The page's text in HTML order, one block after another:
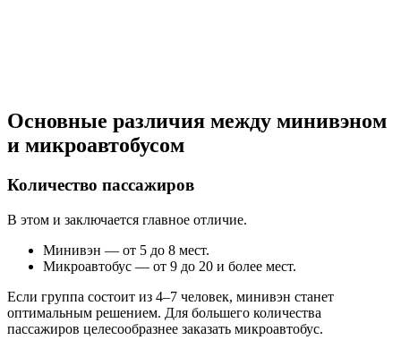
Основные различия между минивэном
и микроавтобусом
Количество пассажиров
В этом и заключается главное отличие.
Минивэн — от 5 до 8 мест.
Микроавтобус — от 9 до 20 и более мест.
Если группа состоит из 4–7 человек, минивэн станет
оптимальным решением. Для большего количества
пассажиров целесообразнее заказать микроавтобус.